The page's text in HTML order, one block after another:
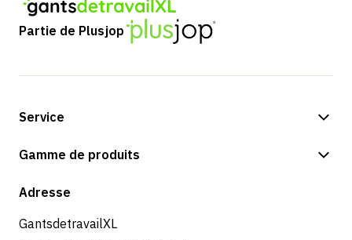
Partie de Plusjop
Service
Options de paiement
Gamme de produits
Boutique
Adresse
GantsdetravailXL